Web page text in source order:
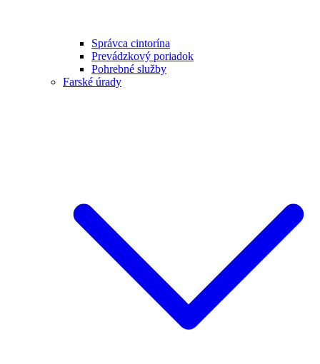
Správca cintorína
Prevádzkový poriadok
Pohrebné služby
Farské úrady